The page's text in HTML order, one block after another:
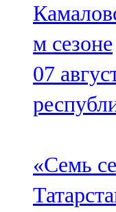
м сезоне
07
«Семь